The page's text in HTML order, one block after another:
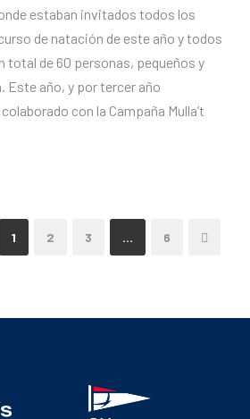
estaban invitados todos los
de natación de este año y todos
total de 60 personas, pequeños y
Este año, y por tercer año
con la Campaña Mulla’t
1 2 3 … 6